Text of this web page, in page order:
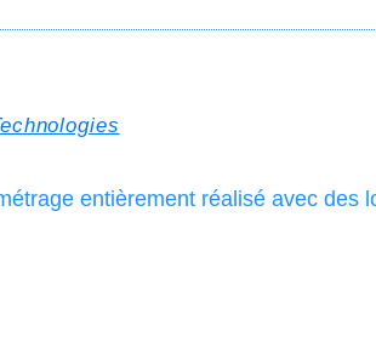
entièrement réalisé avec des